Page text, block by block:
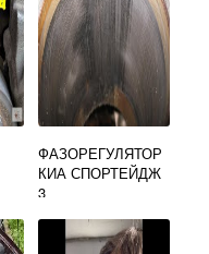
ФАЗОРЕГУЛЯТОР
КИА СПОРТЕЙДЖ
3